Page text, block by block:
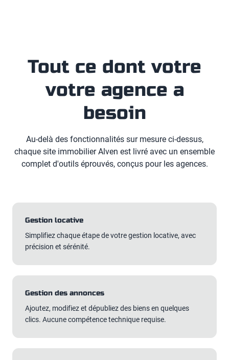
Tout ce dont votre
votre agence a
besoin
Au-delà des fonctionnalités sur mesure ci-dessus,
chaque site immobilier Alven est livré avec un ensemble
complet d'outils éprouvés, conçus pour les agences.
Gestion locative
Simplifiez chaque étape de votre gestion locative, avec
précision et sérénité.
Gestion des annonces
Ajoutez, modifiez et dépubliez des biens en quelques
clics. Aucune compétence technique requise.